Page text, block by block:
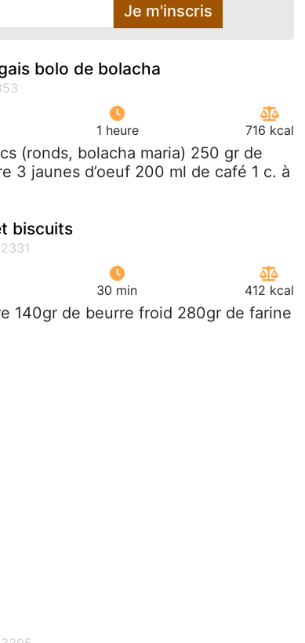
Je m'inscris
bolo de bolacha
1 heure 716 kcal
(ronds, bolacha maria) 250 gr de
3 jaunes d’oeuf 200 ml de café 1 c. à
biscuits
30 min 412 kcal
140gr de beurre froid 280gr de farine